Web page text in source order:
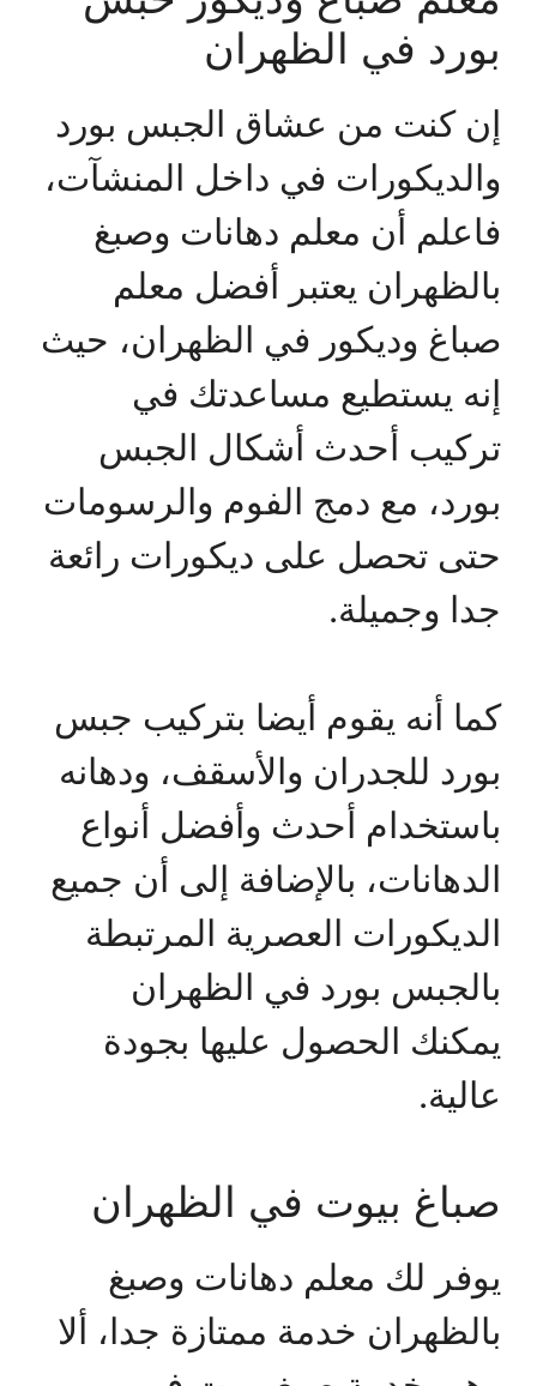
بورد في الظهران
إن كنت من عشاق الجبس بورد
والديكورات في داخل المنشآت،
فاعلم أن معلم دهانات وصبغ
بالظهران يعتبر أفضل معلم
صباغ وديكور في الظهران، حيث
إنه يستطيع مساعدتك في
تركيب أحدث أشكال الجبس
بورد، مع دمج الفوم والرسومات
حتى تحصل على ديكورات رائعة
جدا وجميلة.
كما أنه يقوم أيضا بتركيب جبس
بورد للجدران والأسقف، ودهانه
باستخدام أحدث وأفضل أنواع
الدهانات، بالإضافة إلى أن جميع
الديكورات العصرية المرتبطة
بالجبس بورد في الظهران
يمكنك الحصول عليها بجودة
عالية.
صباغ بيوت في الظهران
يوفر لك معلم دهانات وصبغ
بالظهران خدمة ممتازة جدا، ألا